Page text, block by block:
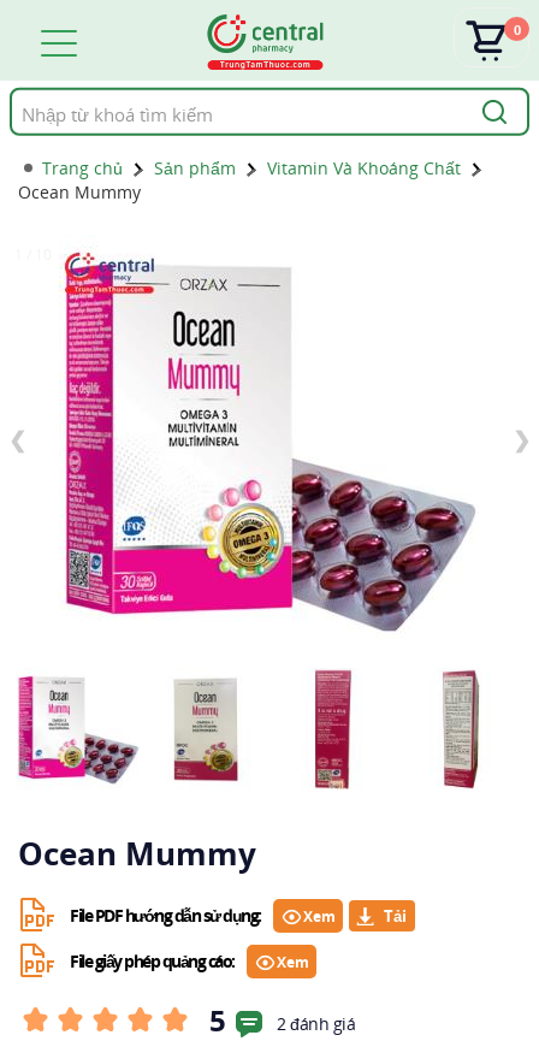
Tìm
kiếm
0
Trang chủ Sản phẩm
Vitamin Và Khoáng Chất
Ocean Mummy
❮ ❯
Ocean Mummy
File PDF hướng dẫn sử dụng: Xem
File giấy phép quảng cáo: Xem
5
2 đánh giá